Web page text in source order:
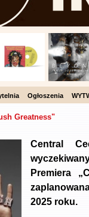
Ogłoszenia
Greatness"
Central
Premiera
2025 roku.